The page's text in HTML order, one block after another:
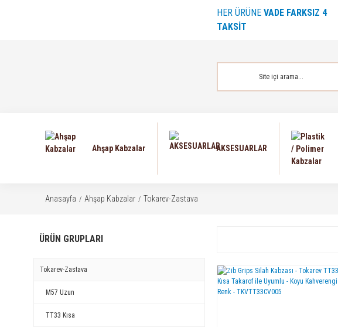
HER ÜRÜNE VADE FARKSIZ 4
TAKSİT
Ahşap Kabzalar AKSESUARLAR
Anasayfa Ahşap Kabzalar Tokarev-Zastava
ÜRÜN GRUPLARI
Tokarev-Zastava
M57 Uzun
TT33 Kısa